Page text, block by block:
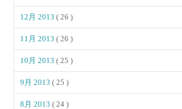
12月 2013( 26 )
11月 2013( 26 )
10月 2013( 25 )
9月 2013( 25 )
8月 2013( 24 )